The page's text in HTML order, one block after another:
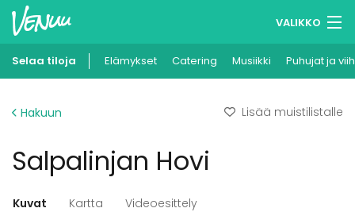
VALIKKO
Muistilistasi
Ilmoita kohteesi
Selaa tiloja Elämykset Catering Musiikki Puhujat ja
Hakuun Lisää muistilistalle
Salpalinjan Hovi
Kuvat Kartta Videoesittely